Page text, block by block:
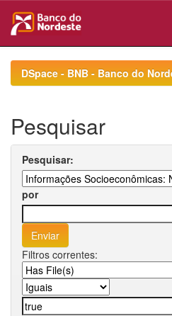
navigationDSpace - BNB - Banco do
Pesquisar
Pesquisar:
por
Filtros correntes: